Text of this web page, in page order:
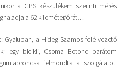
a GPS készülékem szerinti mérés
a 62 kilométer/órát…
Gyaluban, a Hideg-Szamos felé vezető
egy bicikli, Csoma Botond barátom
felmondta a szolgálatot.